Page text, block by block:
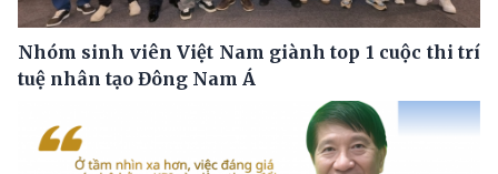
Nhóm sinh viên Việt Nam giành top 1 cuộc thi trí
tuệ nhân tạo Đông Nam Á